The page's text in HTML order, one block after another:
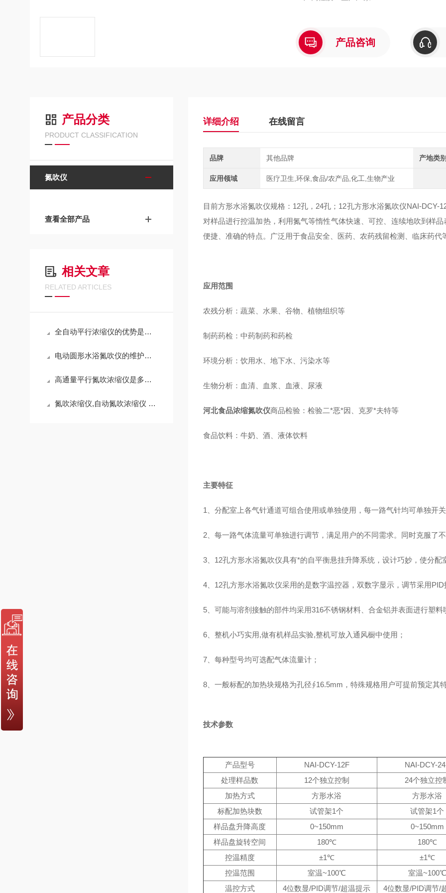
产品咨询
产品分类
PRODUCT CLASSIFICATION
氮吹仪
查看全部产品
相关文章
RELATED ARTICLES
全自动平行浓缩仪的优势是节省时间与提高准确性
电动圆形水浴氮吹仪的维护与保养技巧
高通量平行氮吹浓缩仪是多领域样品前处理的得力助手
氮吹浓缩仪,自动氮吹浓缩仪 产品说明
详细介绍 在线留言
品牌 其他品牌 产地类
应用领域 医疗卫生,环保,食品/农产品,化工,生物产业
目前方形水浴氮吹仪规格：12孔，24孔；12孔方形水浴氮吹仪NAI-DCY-
对样品进行控温加热，利用氮气等惰性气体快速、可控、连续地吹到样
便捷、准确的特点。广泛用于食品安全、医药、农药残留检测、临床药代
应用范围
农残分析：蔬菜、水果、谷物、植物组织等
制药药检：中药制药和药检
环境分析：饮用水、地下水、污染水等
生物分析：血清、血浆、血液、尿液
河北食品浓缩氮吹仪商品检验：检验二*恶*因、克罗*夫特等
食品饮料：牛奶、酒、液体饮料
主要特征
1、分配室上各气针通道可组合使用或单独使用，每一路气针均可单独开
2、每一路气体流量可单独进行调节，满足用户的不同需求。同时克服了
3、12孔方形水浴氮吹仪具有*的自平衡悬挂升降系统，设计巧妙，使分
4、12孔方形水浴氮吹仪采用的是数字温控器，双数字显示，调节采用
5、可能与溶剂接触的部件均采用316不锈钢材料、合金铝并表面进行塑
6、整机小巧实用,做有机样品实验,整机可放入通风橱中使用；
7、每种型号均可选配气体流量计；
8、一般标配的加热块规格为孔径∮16.5mm，特殊规格用户可提前预定其
技术参数
产品型号 NAI-DCY-12F
NAI-DCY-
处理样品数
12个独立控制
24个独立控
加热方式
方形水浴
方形水浴
标配加热块数
试管架1个
试管架1个
样品盘升降高度
0~150mm
0~150mm
样品盘旋转空间
180℃
180℃
控温精度
±1℃
±1℃
控温范围
室温~100℃
室温~100℃
温控方式
4位数显/PID调节/超温提示 4位数显/PID调节/